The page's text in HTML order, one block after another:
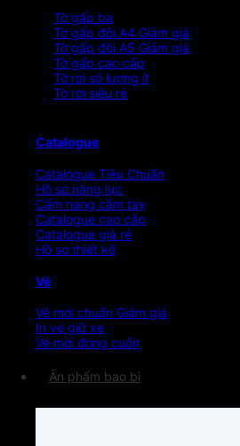
Tờ gấp ba
Tờ gấp đôi A4
Tờ gấp đôi A5
Tờ gấp cao cấp
Tờ rơi số lượng ít
Tờ rơi siêu rẻ
Catalogue
Catalogue Tiêu Chuẩn
Hồ sơ năng lực
Cẩm nang cầm tay
Catalogue cao cấp
Catalogue giá rẻ
Hồ sơ thiết kế
Vé
Vé mời chuẩn
In vé giữ xe
Vé mời đóng cuốn
Ấn phẩm bao bì